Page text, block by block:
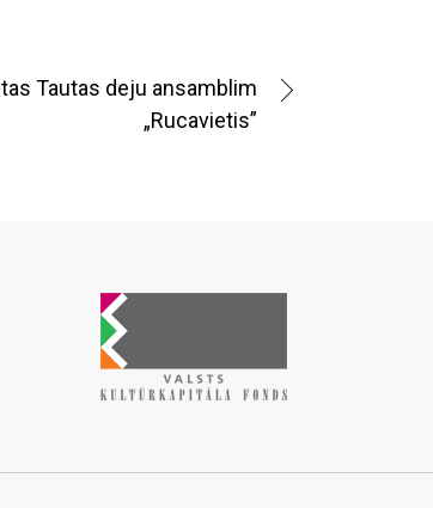
Tautas deju ansamblim
„Rucavietis”